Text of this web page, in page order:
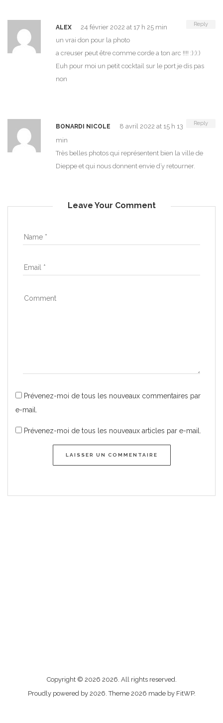
Reply
ALEX
24 février 2022 at 17 h 25 min
un vrai don pour la photo
a creuser peut être comme corde a ton arc !!!! :):):)
Euh pour moi un petit cocktail sur le port je dis pas
non
Reply
BONARDI NICOLE
8 avril 2022 at 15 h 13
min
Très belles photos qui représentent bien la ville de
Dieppe et qui nous donnent envie d’y retourner.
Leave Your Comment
Prévenez-moi de tous les nouveaux commentaires par
e-mail.
Prévenez-moi de tous les nouveaux articles par e-mail.
LAISSER UN COMMENTAIRE
contacter
Copyright © 2026 2026. All rights reserved.
Proudly powered by 2026. Theme 2026 made by FitWP.